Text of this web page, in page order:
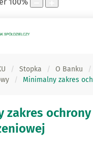
100%
Stopka O Banku
Minimalny zakres
zakres ochrony